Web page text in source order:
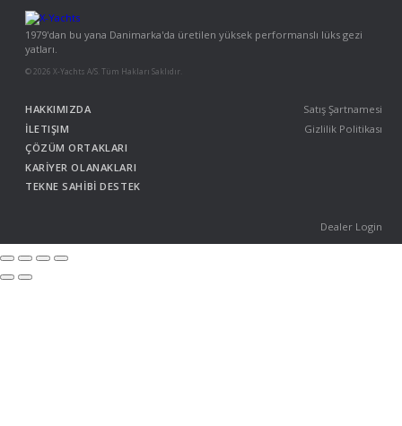
1979'dan bu yana Danimarka'da üretilen yüksek performanslı lüks gezi
yatları.
© 2026 X-Yachts A/S. Tüm Hakları Saklıdır.
HAKKIMIZDA
İLETIŞIM
ÇÖZÜM ORTAKLARI
KARİYER OLANAKLARI
TEKNE SAHİBİ DESTEK
Dealer Login
Satış Şartnamesi
Gizlilik Politikası